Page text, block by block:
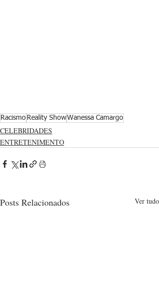
Racismo Reality ShowWanessa Camargo
CELEBRIDADES
ENTRETENIMENTO
Posts Relacionados Ver tudo